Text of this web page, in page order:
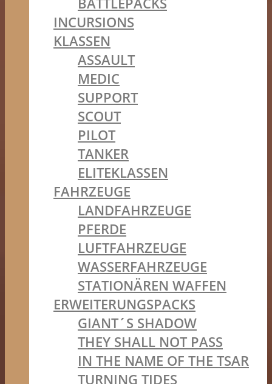
INCURSIONS
KLASSEN
ASSAULT
MEDIC
SUPPORT
SCOUT
PILOT
TANKER
ELITEKLASSEN
FAHRZEUGE
LANDFAHRZEUGE
PFERDE
LUFTFAHRZEUGE
WASSERFAHRZEUGE
STATIONÄREN WAFFEN
ERWEITERUNGSPACKS
GIANT´S SHADOW
THEY SHALL NOT PASS
IN THE NAME OF THE TSAR
TURNING TIDES